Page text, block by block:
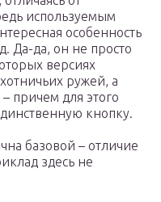
используемым
особенность
Да-да, он не просто
версиях
ружей, а
причем для этого
кнопку.
базовой – отличие
здесь не